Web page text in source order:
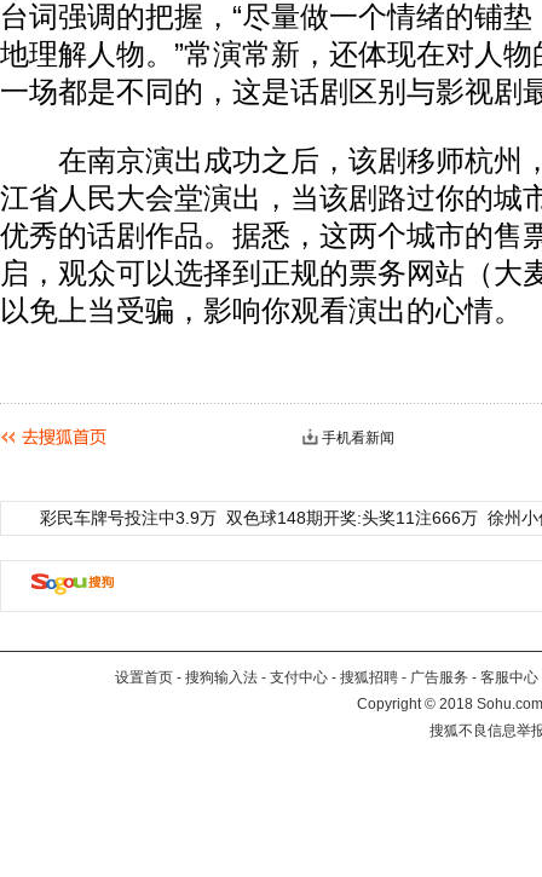
台词强调的把握，“尽量做一个情绪的铺
地理解人物。”常演常新，还体现在对人物
一场都是不同的，这是话剧区别与影视剧
在南京演出成功之后，该剧移师杭州
江省人民大会堂演出，当该剧路过你的城
优秀的话剧作品。据悉，这两个城市的售
启，观众可以选择到正规的票务网站（大
以免上当受骗，影响你观看演出的心情。
手机看新闻
彩民车牌号投注中3.9万 双色球148期开奖:头奖11注666万 徐州
设置首页 - 搜狗输入法 - 支付中心 - 搜狐招聘 - 广告服务 - 客服中心
Copyright©2018
搜狐不良信息举